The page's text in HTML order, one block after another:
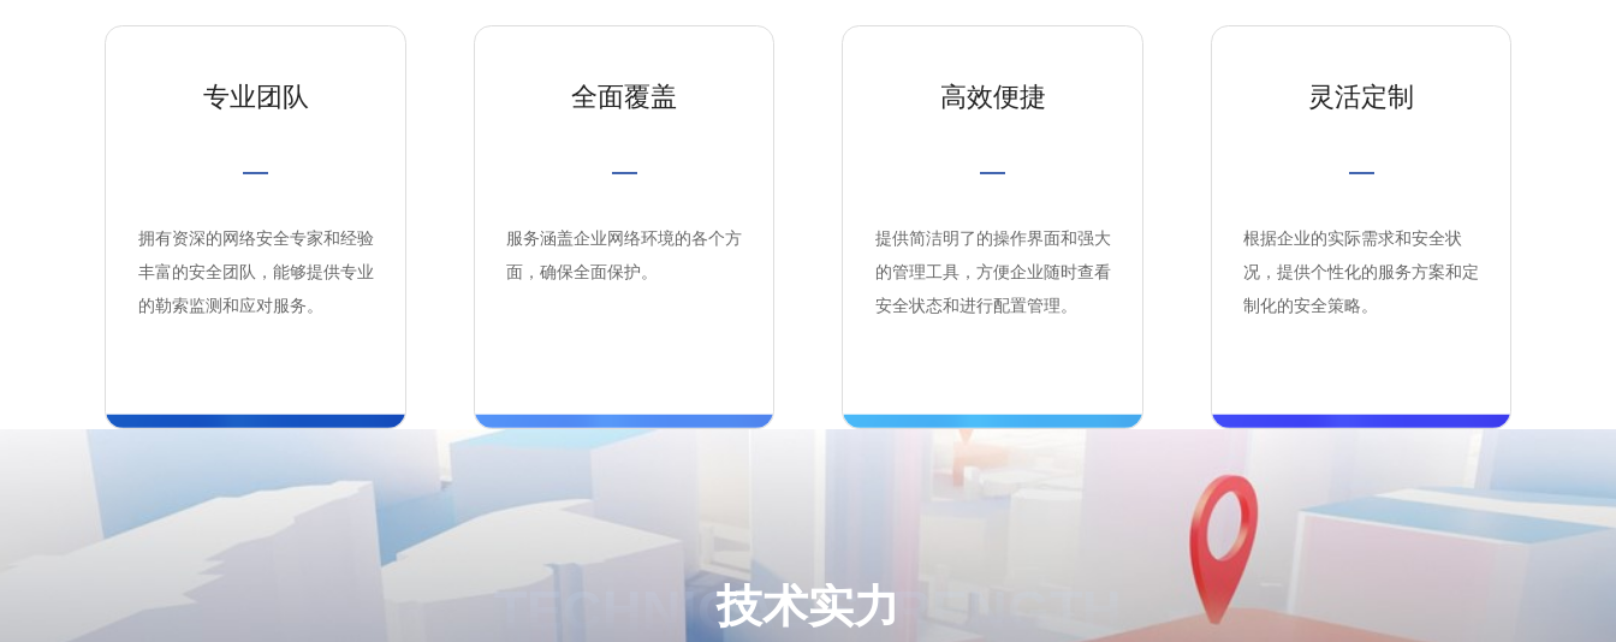
专业团队
拥有资深的网络安全专家和经验
丰富的安全团队，能够提供专业
的勒索监测和应对服务。
全面覆盖
服务涵盖企业网络环境的各个方
面，确保全面保护。
高效便捷
提供简洁明了的操作界面和强大
的管理工具，方便企业随时查看
安全状态和进行配置管理。
灵活定制
根据企业的实际需求和安全状
况，提供个性化的服务方案和定
制化的安全策略。
TECHNICAL STRENGTH
技术实力